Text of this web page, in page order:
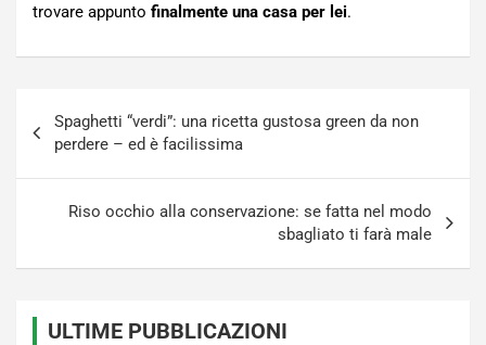
trovare appunto finalmente una casa per lei.
articoli
Spaghetti “verdi”: una ricetta gustosa green da non
perdere – ed è facilissima
Riso occhio alla conservazione: se fatta nel modo
sbagliato ti farà male
ULTIME PUBBLICAZIONI